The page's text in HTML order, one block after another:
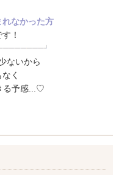
れなかった方
！
ないから
く
る予感...♡